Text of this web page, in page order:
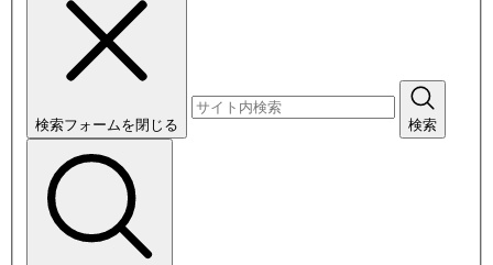
検索フォームを閉じる 検索